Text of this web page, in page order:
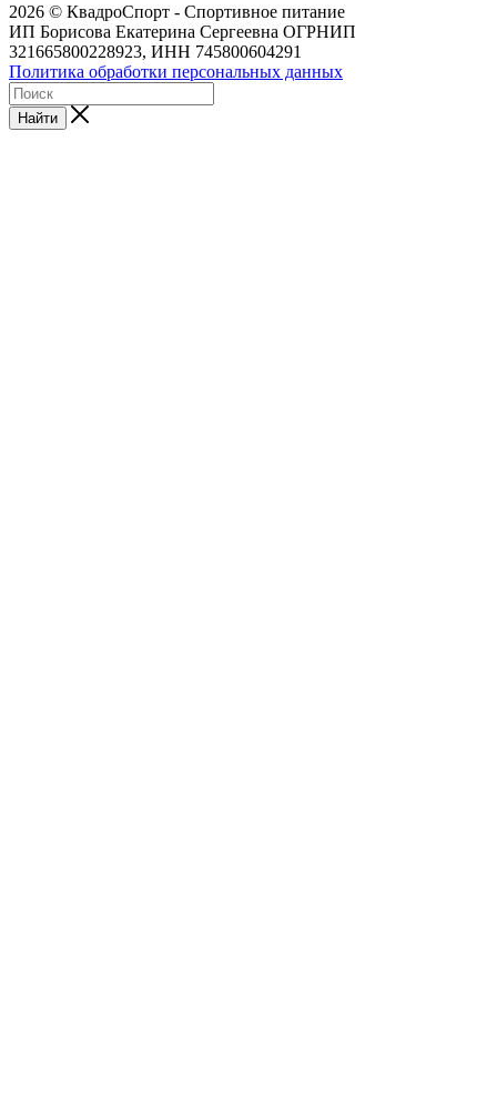
2026 © КвадроСпорт - Спортивное питание
ИП Борисова Екатерина Сергеевна ОГРНИП
321665800228923, ИНН 745800604291
Политика обработки персональных данных
Найти